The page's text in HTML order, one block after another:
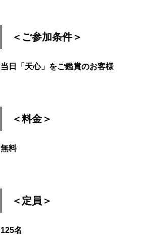
＜ご参加条件＞
当日「天心」をご鑑賞のお客様
＜料金＞
無料
＜定員＞
125名